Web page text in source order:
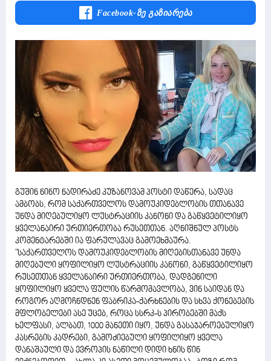
Facebook-Ზე Გაზიარება
გუშინ ნინო ნადირაძე კუზანოვამ პოსტი დაწერა, სადაც
ამბობს, რომ საქართველოს დამოუკიდებლობის თთანავე
უნდა მიღებულიყო ლუსტრაციის კანონი და გაწყვეტილიყო
ყველანაირი ურთიერთობა რუსეთთან. აღნიშნულ პოსტს
კომენტარებში ია ფარულავაც გამოეხმაურა.
"საქართველოს დამოუკიდებლობის მიღებისთანავე უნდა
მიღებული ყოფილიყო ლუსტრაციის კანონი, გაწყვეტილიყო
რუსეთთან ყველანაირი ურთიერთობა, დადგენილი
ყოფილიყო ყველა ფულის წარმომავლობა, ვინ საიდან და
როგორ აღმოჩნდნენ ფაბრიკა-ქარხნების და სხვა ქონებების
მფლობელები ასე უცებ, როცა სსრკ-ს პირობებში მაქს
ხელფასი, ალბათ, 1000 მანეთი იყო, უნდა გასაჯაროებულიყო
კასრების კადრები, გამოძიებული ყოფილიყო ყველა
დანაშაული და ევროპის ნაწილი დიდი ხნის წინ